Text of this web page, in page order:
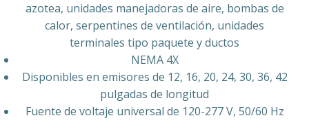
azotea, unidades manejadoras de aire, bombas de
calor, serpentines de ventilación, unidades
terminales tipo paquete y ductos
NEMA 4X
Disponibles en emisores de 12, 16, 20, 24, 30, 36, 42
pulgadas de longitud
Fuente de voltaje universal de 120-277 V, 50/60 Hz